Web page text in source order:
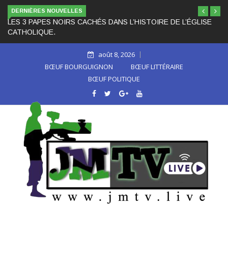
DERNIÈRES NOUVELLES
LES 3 PAPES NOIRS CACHÉS DANS L’HISTOIRE DE L’ÉGLISE
CATHOLIQUE.
août 8, 2026
BŒUF BOURGUIGNON
BŒUF LITTÉRAIRE
BŒUF POLITIQUE